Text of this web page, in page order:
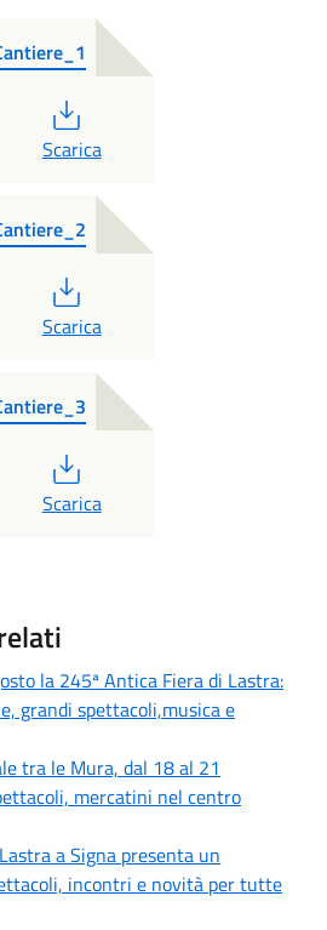
Scarica
Scarica
Scarica
la 245ª Antica Fiera di Lastra:
grandi spettacoli,musica e
tra le Mura, dal 18 al 21
mercatini nel centro
a Signa presenta un
incontri e novità per tutte